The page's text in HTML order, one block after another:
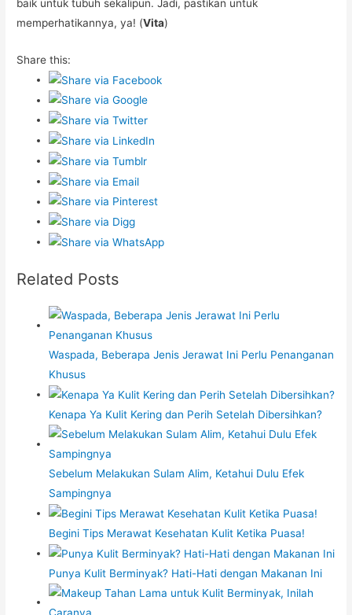
baik untuk tubuh sekalipun. Jadi, pastikan untuk
memperhatikannya, ya! (Vita)
Share this:
Related Posts
Waspada, Beberapa Jenis Jerawat Ini Perlu Penanganan
Khusus
Kenapa Ya Kulit Kering dan Perih Setelah Dibersihkan?
Sebelum Melakukan Sulam Alim, Ketahui Dulu Efek
Sampingnya
Begini Tips Merawat Kesehatan Kulit Ketika Puasa!
Punya Kulit Berminyak? Hati-Hati dengan Makanan Ini